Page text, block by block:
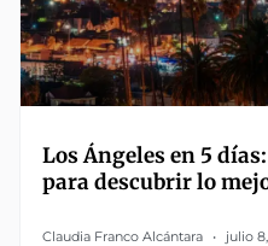
Los Ángeles en 5
para descubrir lo
Claudia Franco Alcántara julio